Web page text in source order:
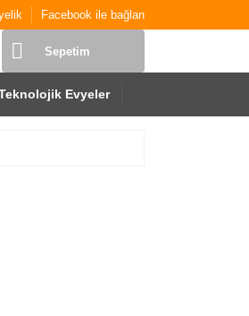
Facebook ile bağlan
Sepetim
Teknolojik Evyeler